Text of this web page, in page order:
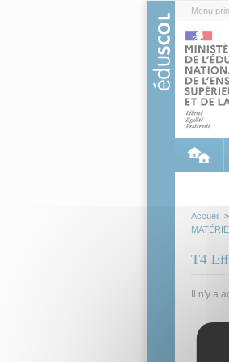
Menu
Accueil >
T4
Il n'y a